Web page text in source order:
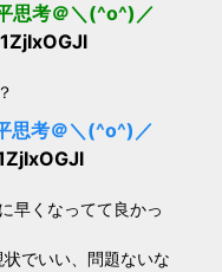
思考＠＼(^o^)／
思考＠＼(^o^)／
早くなってて良かっ
でいい、問題ないな